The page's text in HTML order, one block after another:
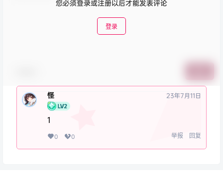
您必须登录或注册以后才能发表评论
登录
怪 23年7月11日
1
0 0 举报 回复